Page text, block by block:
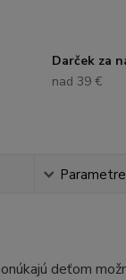
Darček za
nad 39 €
Parametre
deťom